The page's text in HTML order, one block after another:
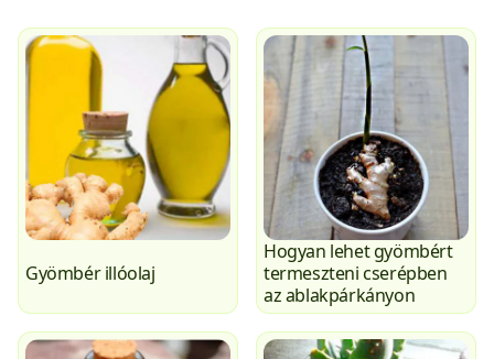
Gyömbér illóolaj
Hogyan lehet gyömbért
termeszteni cserépben
az ablakpárkányon